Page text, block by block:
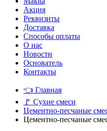
Акция
Реквизиты
Доставка
Способы оплаты
О нас
Новости
Основатель
Контакты
👈 Главная
🚩 Сухие смеси
Цементно-песчаные
Цементно-песчаные